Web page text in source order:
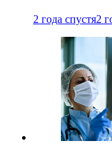
2 года спустя2